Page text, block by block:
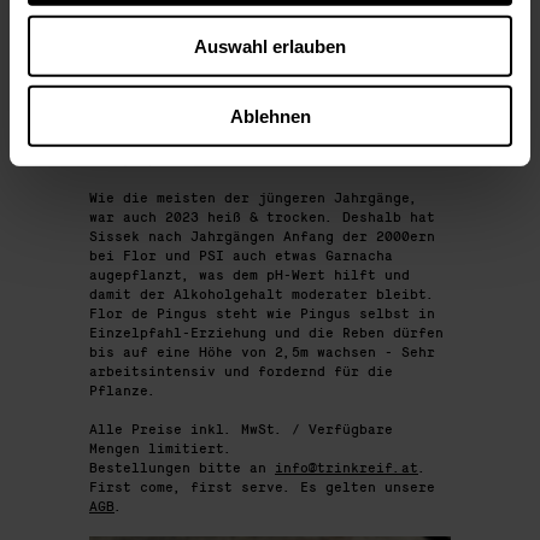
Auswahl erlauben
Ablehnen
€ 960,- pro Flasche // € 1.990,- pro
in OHK 3 / in OHK1
Flor de Pingus 2023 (93-94 RP)
Wie die meisten der jüngeren Jahrgänge,
war auch 2023 heiß & trocken. Deshalb hat
Sissek nach Jahrgängen Anfang der 2000ern
bei Flor und PSI auch etwas Garnacha
augepflanzt, was dem pH-Wert hilft und
damit der Alkoholgehalt moderater bleibt.
Flor de Pingus steht wie Pingus selbst in
Einzelpfahl-Erziehung und die Reben dürfen
bis auf eine Höhe von 2,5m wachsen - Sehr
arbeitsintensiv und fordernd für die
Pflanze.
Alle Preise inkl. MwSt. / Verfügbare
Mengen limitiert.
Bestellungen bitte an info@trinkreif.at
First come, first serve. Es gelten unsere
AGB